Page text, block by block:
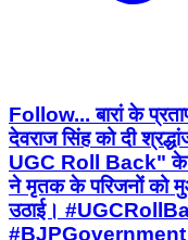
Follow... बारां के
देवराज सिंह को दी
UGC Roll Back" के
ने मृतक के परिजनों को
उठाई।